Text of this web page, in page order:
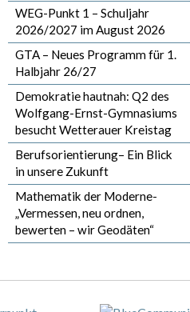
WEG-Punkt 1 – Schuljahr
2026/2027 im August 2026
GTA – Neues Programm für 1.
Halbjahr 26/27
Demokratie hautnah: Q2 des
Wolfgang-Ernst-Gymnasiums
besucht Wetterauer Kreistag
Berufsorientierung– Ein Blick
in unsere Zukunft
Mathematik der Moderne-
„Vermessen, neu ordnen,
bewerten – wir Geodäten“